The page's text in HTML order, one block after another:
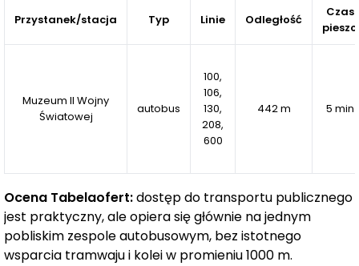
Przystanek/stacja Typ Linie Odległość
Czas
pieszo
Muzeum II Wojny
Światowej
autobus
100,
106,
130,
208,
600
442 m 5 min
Ocena Tabelaofert:dostęp do transportu publicznego
jest praktyczny, ale opiera się głównie na jednym
pobliskim zespole autobusowym, bez istotnego
wsparcia tramwaju i kolei w promieniu 1000 m.